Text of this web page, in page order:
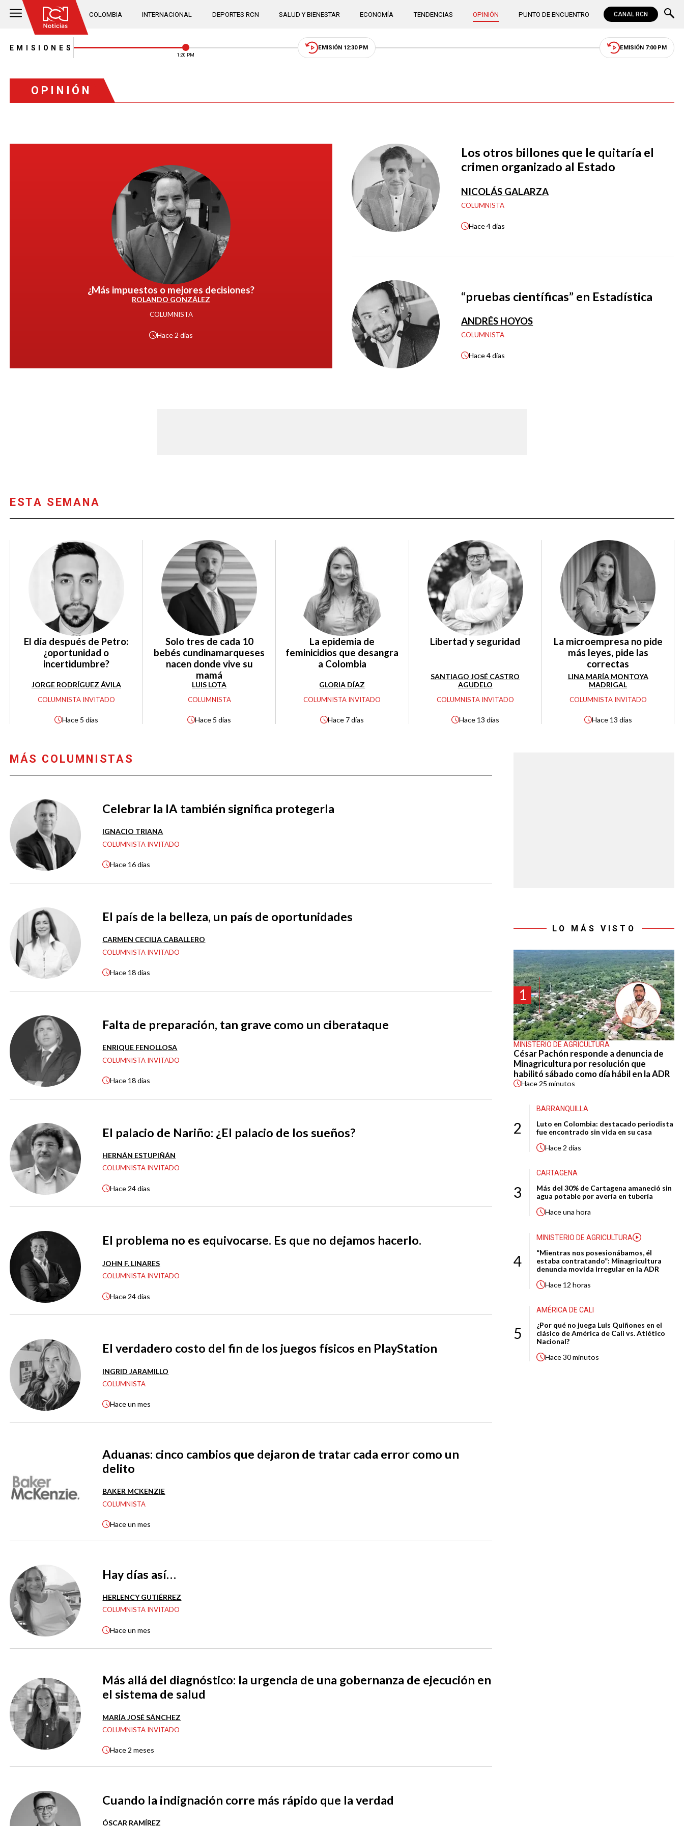
COLOMBIA INTERNACIONAL DEPORTES RCN SALUD Y BIENESTAR ECONOMÍA TENDENCIAS OPINIÓN PUNTO DE ENCUENTRO CANAL RCN
EMISIONES
1:20 PM
EMISIÓN 12:30 PM EMISIÓN 7:00 PM
OPINIÓN
¿Más impuestos o mejores decisiones?
ROLANDO GONZÁLEZ
COLUMNISTA
Hace2 días
Los otros billones que le quitaría el
crimen organizado al Estado
NICOLÁS GALARZA
COLUMNISTA
Hace4 días
“pruebas científicas” en Estadística
ANDRÉS HOYOS
COLUMNISTA
Hace4 días
ESTA SEMANA
El día después de Petro:
¿oportunidad o
incertidumbre?
JORGE RODRÍGUEZ ÁVILA
COLUMNISTA INVITADO
Hace 5 días
Solo tres de cada 10
bebés cundinamarqueses
nacen donde vive su
mamá
LUIS LOTA
COLUMNISTA
Hace 5 días
La epidemia de
feminicidios que desangra
a Colombia
GLORIA DÍAZ
COLUMNISTA INVITADO
Hace 7 días
Libertad y seguridad
SANTIAGO JOSÉ CASTRO
AGUDELO
COLUMNISTA INVITADO
Hace 13 días
La microempresa no pide
más leyes, pide las
correctas
LINA MARÍA MONTOYA
MADRIGAL
COLUMNISTA INVITADO
Hace 13 días
MÁS COLUMNISTAS
Celebrar la IA también significa protegerla
IGNACIO TRIANA
COLUMNISTA INVITADO
Hace 16 días
El país de la belleza, un país de oportunidades
CARMEN CECILIA CABALLERO
COLUMNISTA INVITADO
Hace 18 días
Falta de preparación, tan grave como un ciberataque
ENRIQUE FENOLLOSA
COLUMNISTA INVITADO
Hace 18 días
El palacio de Nariño: ¿El palacio de los sueños?
HERNÁN ESTUPIÑÁN
COLUMNISTA INVITADO
Hace24 días
El problema no es equivocarse. Es que no dejamos hacerlo.
JOHN F. LINARES
COLUMNISTA INVITADO
Hace24 días
El verdadero costo del fin de los juegos físicos en PlayStation
INGRID JARAMILLO
COLUMNISTA
Haceun mes
Aduanas: cinco cambios que dejaron de tratar cada error como un
delito
BAKER MCKENZIE
COLUMNISTA
Haceun mes
Hay días así…
HERLENCY GUTIÉRREZ
COLUMNISTA INVITADO
Haceun mes
Más allá del diagnóstico: la urgencia de una gobernanza de ejecución en
el sistema de salud
MARÍA JOSÉ SÁNCHEZ
COLUMNISTA INVITADO
Hace2 meses
Cuando la indignación corre más rápido que la verdad
ÓSCAR RAMÍREZ
LO MÁS VISTO
1
MINISTERIO DE AGRICULTURA
César Pachón responde a denuncia de
Minagricultura por resolución que
habilitó sábado como día hábil en la ADR
Hace25 minutos
2
BARRANQUILLA
Luto en Colombia: destacado periodista
fue encontrado sin vida en su casa
Hace2 días
3
CARTAGENA
Más del 30% de Cartagena amaneció sin
agua potable por avería en tubería
Haceuna hora
4
MINISTERIO DE AGRICULTURA
“Mientras nos posesionábamos, él
estaba contratando”: Minagricultura
denuncia movida irregular en la ADR
Hace 12 horas
5
AMÉRICA DE CALI
¿Por qué no juega Luis Quiñones en el
clásico de América de Cali vs. Atlético
Nacional?
Hace30 minutos